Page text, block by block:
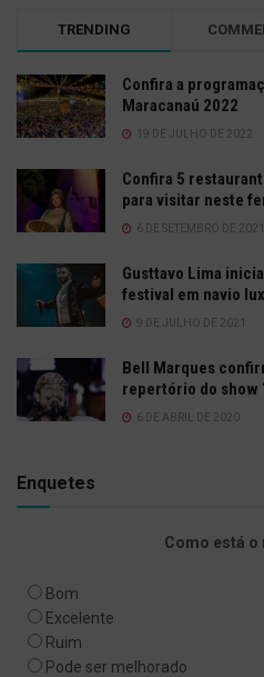
TRENDING
Confira a
Maracanaú 2022
19 DE JULHO DE 2022
Confira 5
para visitar neste
6 DE SETEMBRO DE 2021
Gusttavo Lima
festival em navio
9 DE JULHO DE 2021
Bell Marques
repertório do show
6 DE ABRIL DE 2020
Enquetes
Como está o
Bom
Excelente
Ruim
Pode ser melhorado